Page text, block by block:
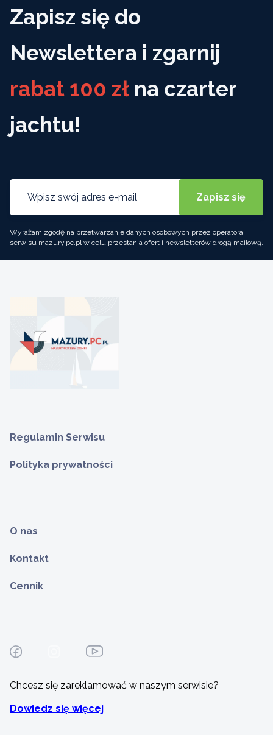
Zapisz się do
Newslettera i zgarnij
rabat 100 zł na czarter
jachtu!
Wyrażam zgodę na przetwarzanie danych osobowych przez operatora
serwisu mazury.pc.pl w celu przesłania ofert i newsletterów drogą mailową.
Regulamin Serwisu
Polityka prywatności
O nas
Kontakt
Cennik
Chcesz się zareklamować w naszym serwisie?
Dowiedz się więcej